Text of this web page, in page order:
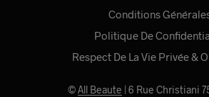
Conditions
Politique De
Respect De La Vie Privée &
©All Beaute | 6 Rue Christiani